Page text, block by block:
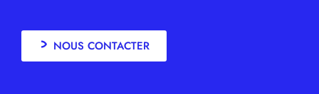
NOUS CONTACTER